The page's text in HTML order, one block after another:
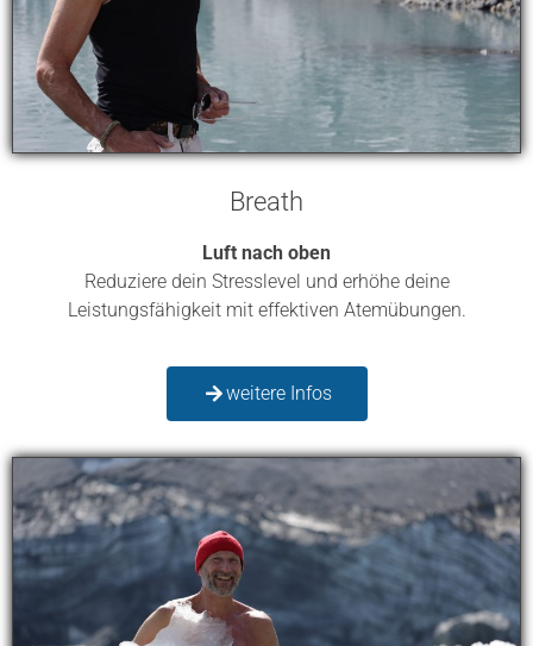
Breath
Luft nach oben
Reduziere dein Stresslevel und erhöhe deine
Leistungsfähigkeit mit effektiven Atemübungen.
weitere Infos